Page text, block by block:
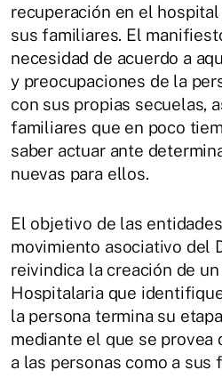
recuperación en el
sus familiares. El
necesidad de acuerdo a
y preocupaciones de la
con sus propias secuelas,
familiares que en poco
saber actuar ante
nuevas para ellos.
El objetivo de las
movimiento asociativo del
reivindica la creación de
Hospitalaria que
la persona termina su
mediante el que se provea
a las personas como a sus